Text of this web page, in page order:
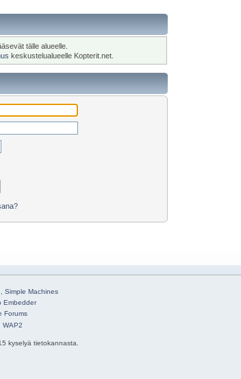
tälle alueelle.
keskustelualueelle Kopterit.net.
, Simple Machines
Embedder
Forums
WAP2
kyselyä tietokannasta.